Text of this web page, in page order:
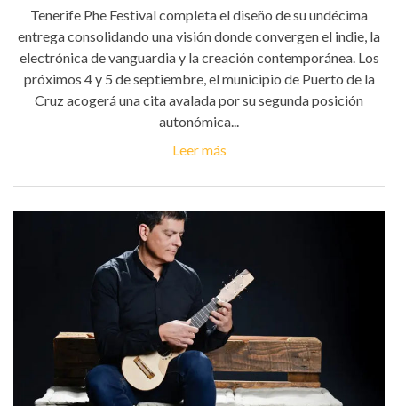
Tenerife Phe Festival completa el diseño de su undécima
entrega consolidando una visión donde convergen el indie, la
electrónica de vanguardia y la creación contemporánea. Los
próximos 4 y 5 de septiembre, el municipio de Puerto de la
Cruz acogerá una cita avalada por su segunda posición
autonómica...
Leer más